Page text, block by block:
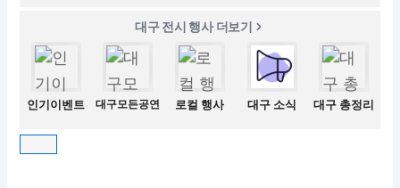
대구 전시 행사 더보기
인기이벤트 대구모든공연 로컬 행사 대구 소식 대구 총정리